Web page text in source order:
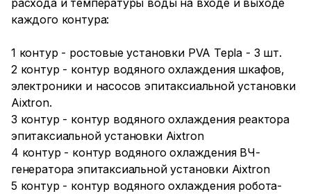
каждого контура:
1 контур - ростовые установки PVA Tepla - 3 шт.
2 контур - контур водяного охлаждения шкафов,
электроники и насосов эпитаксиальной установки
Aixtron.
3 контур - контур водяного охлаждения реактора
эпитаксиальной установки Aixtron
4 контур - контур водяного охлаждения ВЧ-
генератора эпитаксиальной установки Aixtron
5 контур - контур водяного охлаждения робота-